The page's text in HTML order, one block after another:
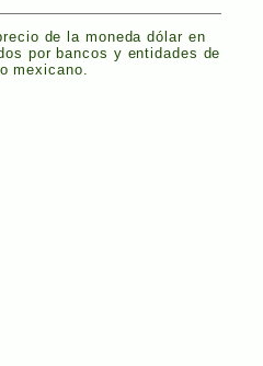
de la moneda dólar en
por bancos y entidades de
mexicano.